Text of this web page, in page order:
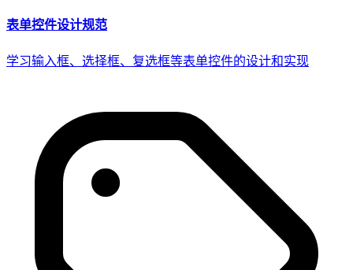
表单控件设计规范
学习输入框、选择框、复选框等表单控件的设计和实现